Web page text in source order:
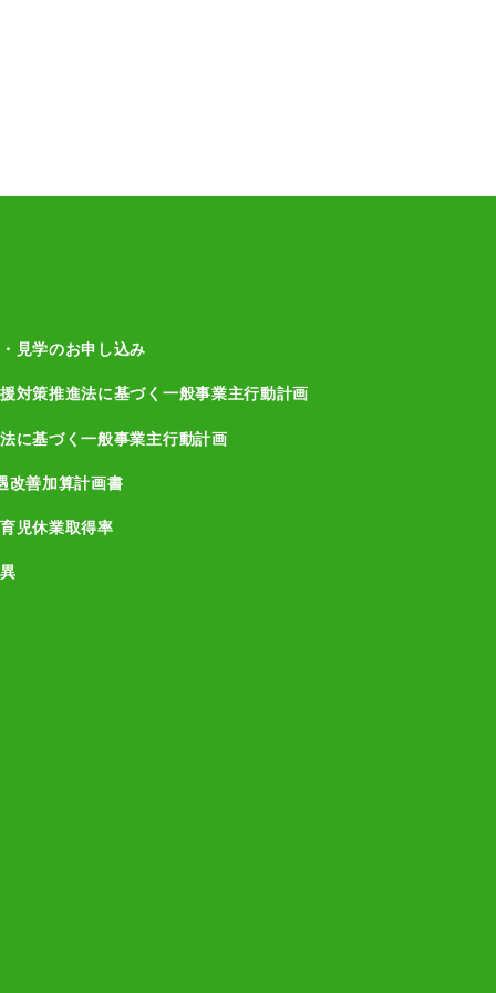
見学のお申し込み
対策推進法に基づく一般事業主行動計画
に基づく一般事業主行動計画
改善加算計画書
児休業取得率